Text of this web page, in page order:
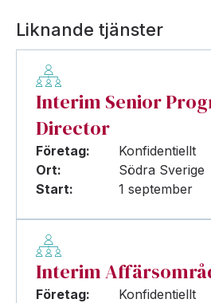
Liknande tjänster
Interim Senior
Director
Företag:
Konfidentiellt
Ort:
Södra Sverige
Start:
1 september
Interim
Företag:
Konfidentiellt